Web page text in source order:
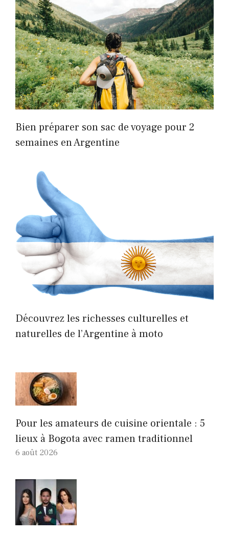
Bien préparer son sac de voyage pour 2
semaines en Argentine
Découvrez les richesses culturelles et
naturelles de l’Argentine à moto
Pour les amateurs de cuisine orientale : 5
lieux à Bogota avec ramen traditionnel
6 août 2026